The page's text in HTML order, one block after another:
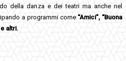
della danza e dei teatri ma anche nel
a programmi come “Amici”, “Buona
altri.